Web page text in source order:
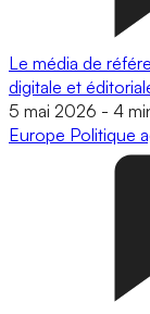
Le média de
digitale et
5 mai 2026 - 4
Europe Politique